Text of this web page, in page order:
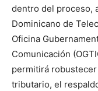
dentro del proceso,
Dominicano de
Oficina
Comunicación
permitirá
tributario, el